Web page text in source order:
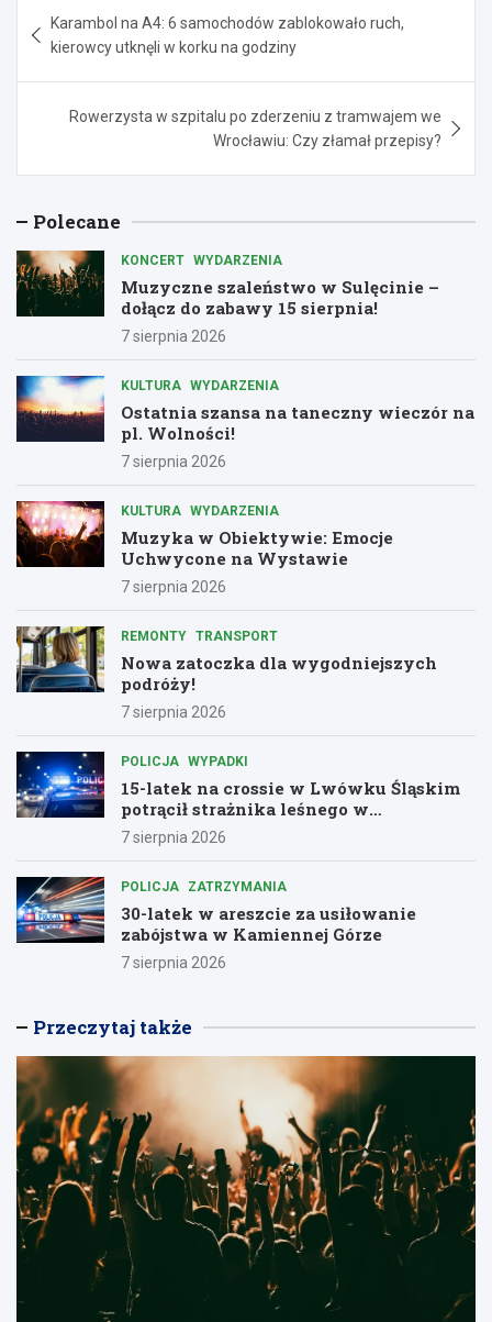
wpisu
Karambol na A4: 6 samochodów zablokowało ruch,
kierowcy utknęli w korku na godziny
Rowerzysta w szpitalu po zderzeniu z tramwajem we
Wrocławiu: Czy złamał przepisy?
Polecane
KONCERT WYDARZENIA
Muzyczne szaleństwo w Sulęcinie –
dołącz do zabawy 15 sierpnia!
7 sierpnia 2026
KULTURA WYDARZENIA
Ostatnia szansa na taneczny wieczór na
pl. Wolności!
7 sierpnia 2026
KULTURA WYDARZENIA
Muzyka w Obiektywie: Emocje
Uchwycone na Wystawie
7 sierpnia 2026
REMONTY TRANSPORT
Nowa zatoczka dla wygodniejszych
podróży!
7 sierpnia 2026
POLICJA WYPADKI
15-latek na crossie w Lwówku Śląskim
potrącił strażnika leśnego w
dramatycznej ucieczce przed policją
7 sierpnia 2026
POLICJA ZATRZYMANIA
30-latek w areszcie za usiłowanie
zabójstwa w Kamiennej Górze
7 sierpnia 2026
Przeczytaj także